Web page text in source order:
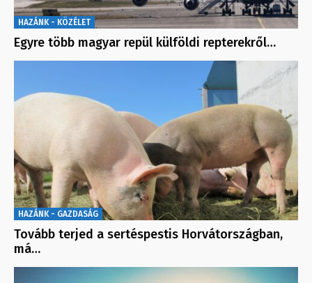
HAZÁNK - KÖZÉLET
Egyre több magyar repül külföldi repterekről…
HAZÁNK - GAZDASÁG
Tovább terjed a sertéspestis Horvátországban,
má…